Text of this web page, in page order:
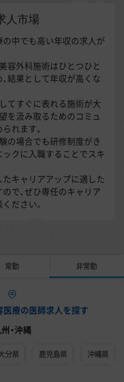
人市場
中でも高い年収の求人が
容外科施術はひとつひと
結果として年収が高くな
てすぐに表れる施術が大
を汲み取るためのコミュ
れます。
の場合でも研修制度がき
クに入職することでスキ
キャリアアップに適した
で、ぜひ専任のキャリア
ださい。
常勤 非常勤
療の医師求人を探す
・沖縄
分県 鹿児島県 沖縄県